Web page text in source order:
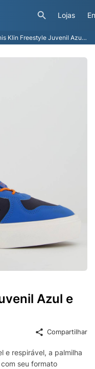
Lojas
Klin Freestyle Juvenil Azul e Laranja
Azul e
Compartilhar
e respirável, a palmilha
seu formato